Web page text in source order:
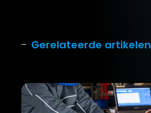
Gerelateerde artikelen